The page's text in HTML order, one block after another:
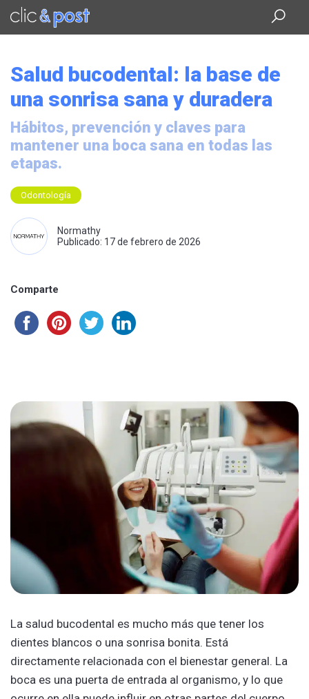
Saltar
contenido
Salud bucodental: la base de
una sonrisa sana y duradera
Hábitos, prevención y claves para
mantener una boca sana en todas las
etapas.
Odontología
Normathy
Publicado: 17 de febrero de 2026
Comparte
La salud bucodental es mucho más que tener los
dientes blancos o una sonrisa bonita. Está
directamente relacionada con el bienestar general. La
boca es una puerta de entrada al organismo, y lo que